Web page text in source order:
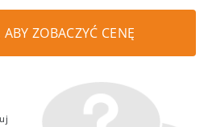
ZOBACZYĆ CENĘ